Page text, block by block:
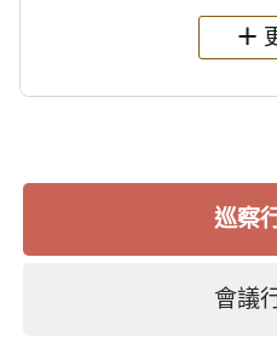
過世後，總
繼續留住
巡察
會議